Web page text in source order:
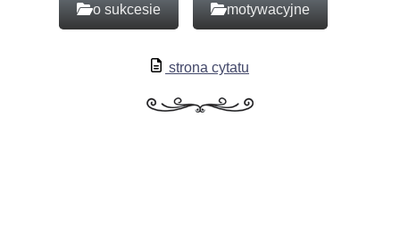
o sukcesie motywacyjne
strona cytatu